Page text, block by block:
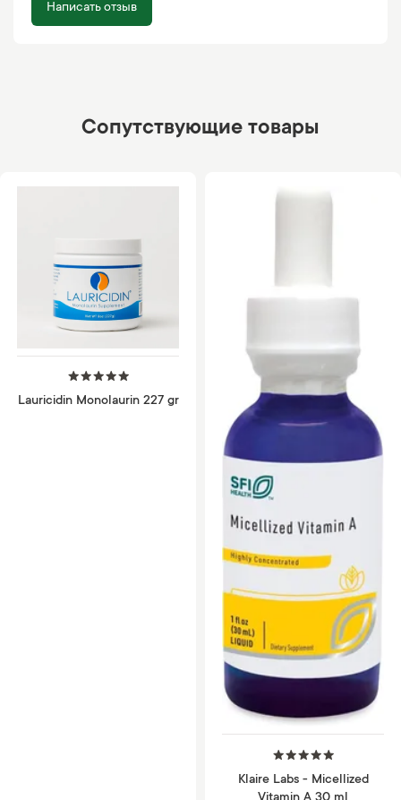
Написать отзыв
Сопутствующие товары
Lauricidin Monolaurin 227 gr
Klaire Labs - Micellized